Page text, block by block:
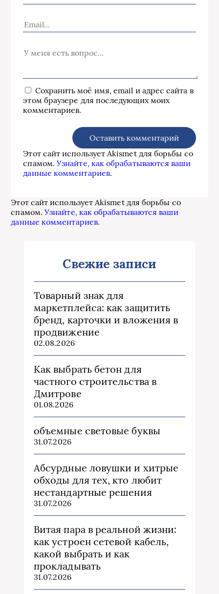
Сохранить моё имя, email и адрес сайта в
этом браузере для последующих моих
комментариев.
Этот сайт использует Akismet для борьбы со
спамом.Узнайте, как обрабатываются ваши
данные комментариев.
Этот сайт использует Akismet для борьбы со
спамом.Узнайте, как обрабатываются ваши
данные комментариев.
Свежие записи
Товарный знак для
маркетплейса: как защитить
бренд, карточки и вложения в
продвижение
02.08.2026
Как выбрать бетон для
частного строительства в
Дмитрове
01.08.2026
объемные световые буквы
31.07.2026
Абсурдные ловушки и хитрые
обходы для тех, кто любит
нестандартные решения
31.07.2026
Витая пара в реальной жизни:
как устроен сетевой кабель,
какой выбрать и как
прокладывать
31.07.2026